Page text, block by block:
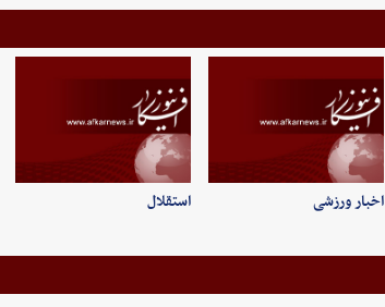
اخبار ورزشی استقلال